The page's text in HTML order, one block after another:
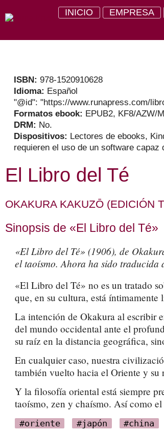
INICIO EMPRESA
ISBN: 978-1520910628
Idioma: Español
"@id": "https://www.runapress.com/
Formatos ebook: EPUB2, KF8/AZW/
DRM: No.
Dispositivos: Lectores de ebooks,
requieren el uso de un software
El Libro del Té
OKAKURA KAKUZŌ (EDICIÓN
Sinopsis de «El Libro del Té»
«El Libro del Té» (1906), de
el taoísmo. Ahora ha sido
«El Libro del Té» no es un tratado
que, en su cultura, está
La intención de Okakura al escribir
del mundo occidental ante el
su raíz en la distancia geográfica,
En cualquier caso, nuestra
también vuelto hacia el Oriente y
Y la filosofía oriental está siempre
taoísmo, zen y chaísmo. Así como
#oriente #japón #china